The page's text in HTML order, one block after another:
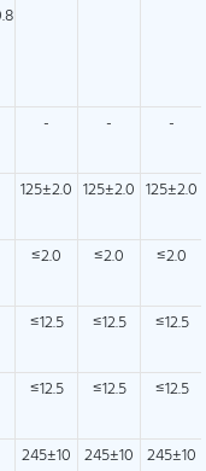
- - -
125±2.0 125±2.0 125±2.0
≤2.0 ≤2.0 ≤2.0
≤12.5 ≤12.5 ≤12.5
≤12.5 ≤12.5 ≤12.5
245±10 245±10 245±10